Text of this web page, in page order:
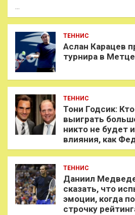
…
ТЕННИС
Аслан Карацев
турнира в Метце
ТЕННИС
Тони Годсик:
выиграть
никто не будет
влияния, как
ТЕННИС
Даниил
сказать, что
эмоции, когда
строчку